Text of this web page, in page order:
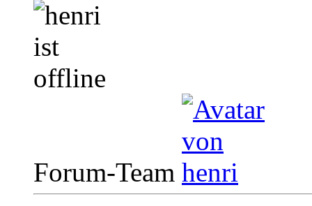
Forum-Team